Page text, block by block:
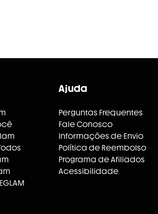
Ajuda
Perguntas Frequentes
Fale Conosco
Informações de Envio
Política de Reembolso
Programa de Afiliados
Acessibilidade